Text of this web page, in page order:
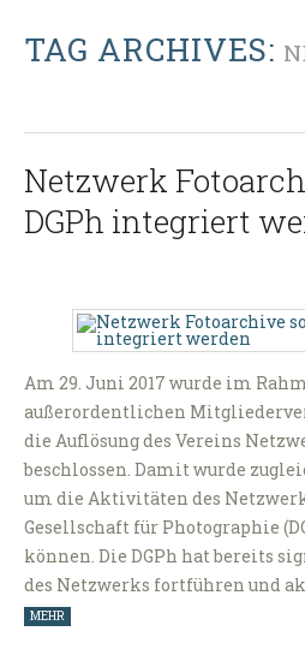
TAG ARCHIVES:
Netzwerk
DGPh integriert
Am 29. Juni 2017 wurde im
außerordentlichen
die Auflösung des Vereins
beschlossen. Damit wurde
um die Aktivitäten des
Gesellschaft für Photographie
können. Die DGPh hat bereits
des Netzwerks fortführen und
MEHR